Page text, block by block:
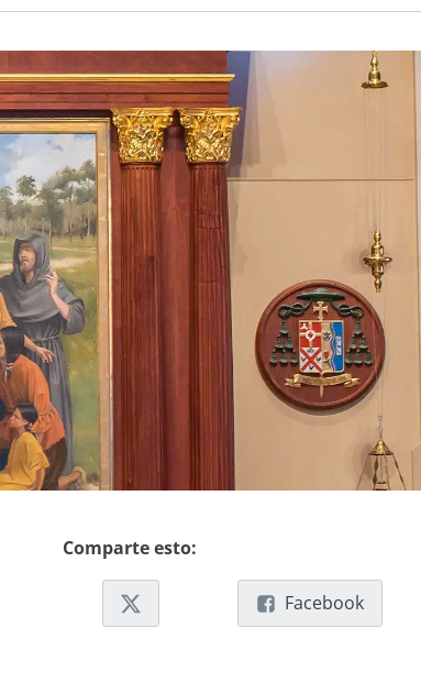
Comparte esto:
Facebook